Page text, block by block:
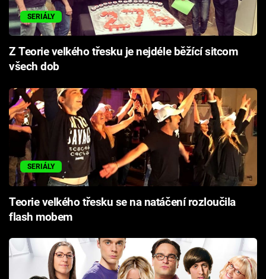
Sledujte nás
SERIÁLY
Z Teorie velkého třesku je nejdéle běžící sitcom
všech dob
SERIÁLY
Teorie velkého třesku se na natáčení rozloučila
flash mobem